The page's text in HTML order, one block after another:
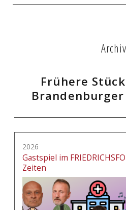
Archiv
Frühere
2026
Gastspiel im
Zeiten